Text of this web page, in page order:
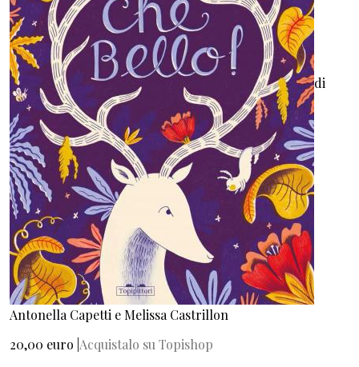
di
Antonella Capetti e Melissa Castrillon
20,00 euro | Acquistalo su Topishop